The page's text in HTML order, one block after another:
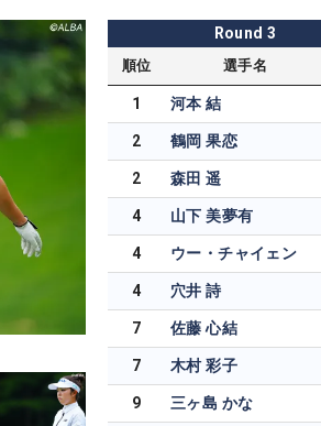
Round 3
順位 選手名
1 河本 結
2 鶴岡 果恋
2 森田 遥
4 山下 美夢有
4 ウー・チャイェン
4 穴井 詩
7 佐藤 心結
7 木村 彩子
9 三ヶ島 かな